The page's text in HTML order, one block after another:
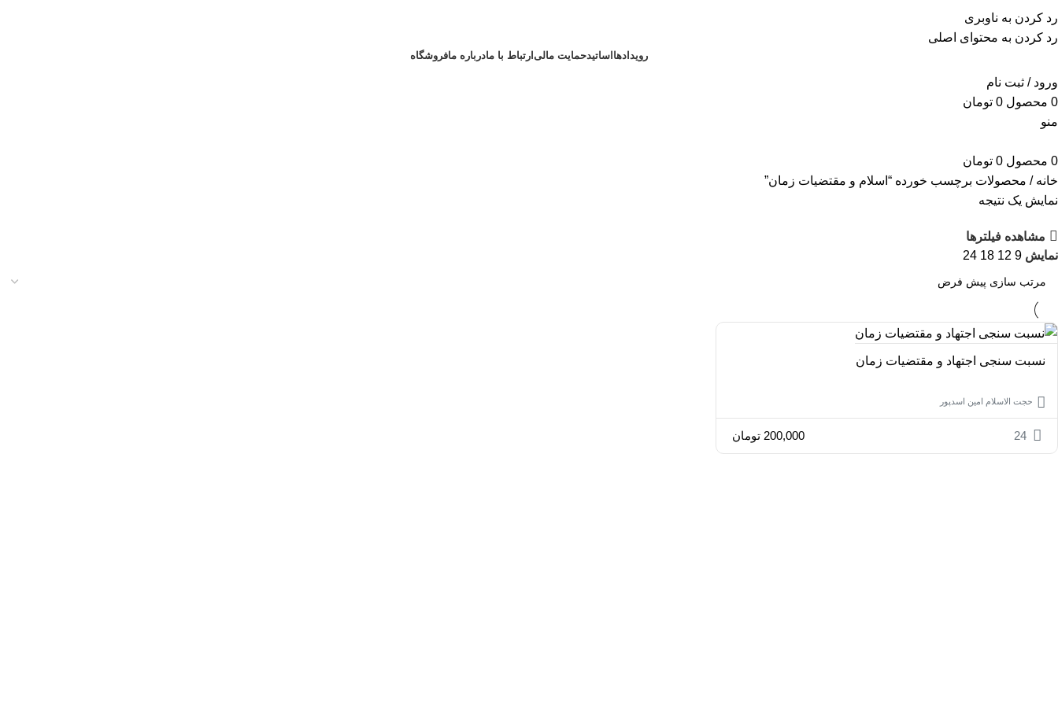
رد کردن به ناوبری
رد کردن به محتوای اصلی
برای طراحی سربرگ به بخش سربرگ ساز بروید...
رویدادها اساتیدحمایت مالی ارتباط با مادرباره مافروشگاه
ورود / ثبت نام
0 محصول 0 تومان
منو
0 محصول 0 تومان
خانه محصولات برچسب خورده “اسلام و مقتضیات زمان”
نمایش یک نتیجه
مشاهده فیلترها
نمایش 9
12
18
24
نسبت سنجی اجتهاد و مقتضیات زمان
حجت الاسلام امین اسدپور
24
200,000 تومان